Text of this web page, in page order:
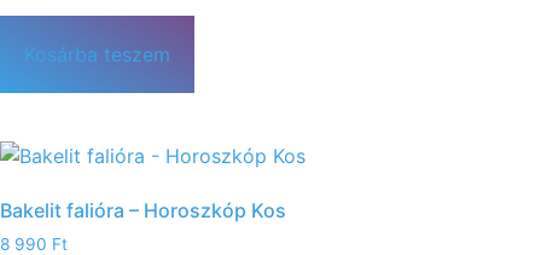
Kosárba teszem
Bakelit falióra – Horoszkóp Kos
8 990 Ft